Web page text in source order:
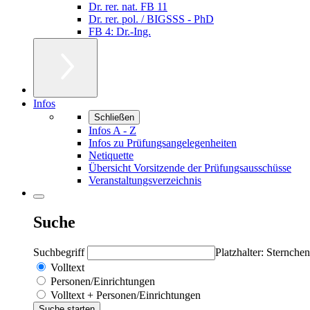
Dr. rer. nat. FB 11
Dr. rer. pol. / BIGSSS - PhD
FB 4: Dr.-Ing.
Infos
Schließen
Infos A - Z
Infos zu Prüfungsangelegenheiten
Netiquette
Übersicht Vorsitzende der Prüfungsausschüsse
Veranstaltungsverzeichnis
Suche
Suchbegriff
Platzhalter:
Volltext
Personen/Einrichtungen
Volltext + Personen/Einrichtungen